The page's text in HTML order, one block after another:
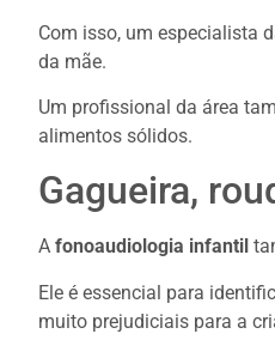
Com isso, um especialista
da mãe.
Um profissional da área
alimentos sólidos.
Gagueira,
A fonoaudiologia infantil
Ele é essencial para
muito prejudiciais para a